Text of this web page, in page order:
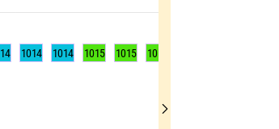
1014 1014 1015 1015 1016